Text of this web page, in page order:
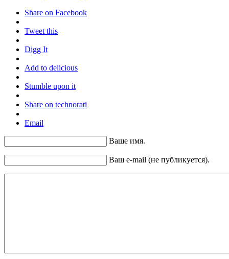
Share on Facebook
Tweet this
Digg It
Add to delicious
Stumble upon it
Share on technorati
Email
Ваше имя.
Ваш e-mail (не публикуется).